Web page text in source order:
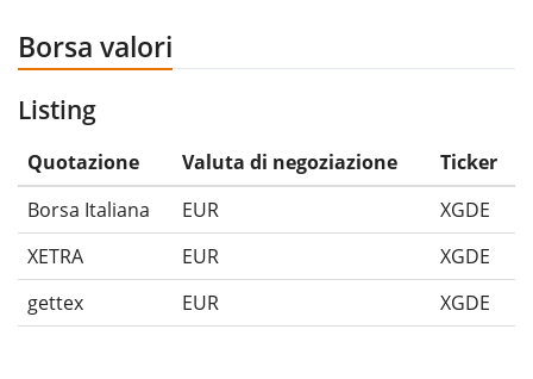
Borsa valori
Listing
Quotazione Valuta di negoziazione
Ticker
Borsa Italiana
EUR
XGDE
XETRA
EUR
XGDE
gettex
EUR XGDE